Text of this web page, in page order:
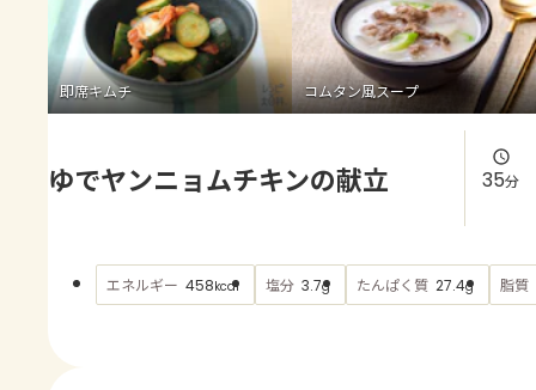
よくあるお問い合わせ
お買い物
AJINOMOTO PARK とは
即席キムチ コムタン風スープ
ゆでヤンニョムチキンの献立 35分
エネルギー 458kcal 塩分 3.7g たんぱく質 27.4g 脂質